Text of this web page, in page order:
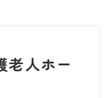
老人ホー